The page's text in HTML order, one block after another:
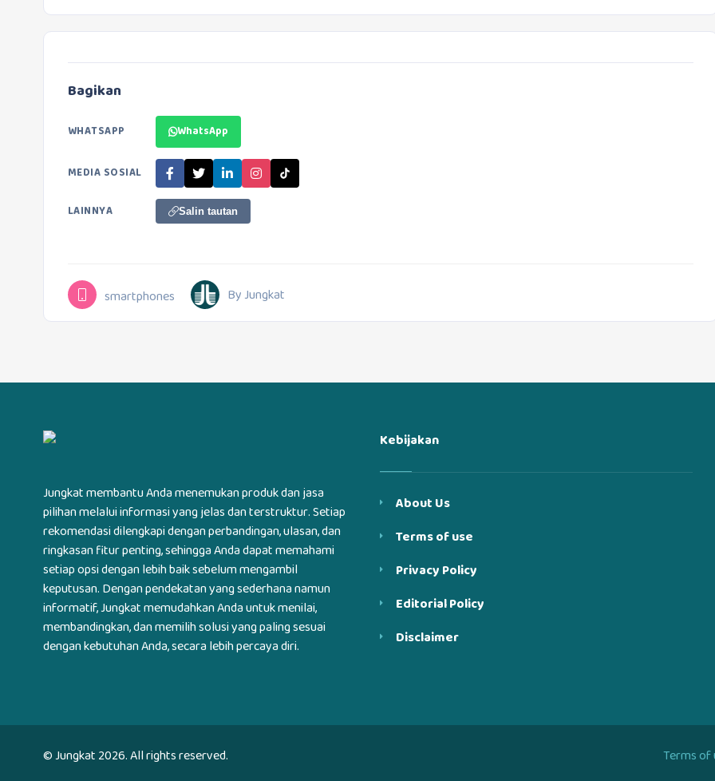
Bagikan
WHATSAPP WhatsApp
MEDIA SOSIAL
LAINNYA Salin tautan
smartphones By Jungkat
Jungkat membantu Anda menemukan produk dan jasa
pilihan melalui informasi yang jelas dan terstruktur. Setiap
rekomendasi dilengkapi dengan perbandingan, ulasan, dan
ringkasan fitur penting, sehingga Anda dapat memahami
setiap opsi dengan lebih baik sebelum mengambil
keputusan. Dengan pendekatan yang sederhana namun
informatif, Jungkat memudahkan Anda untuk menilai,
membandingkan, dan memilih solusi yang paling sesuai
dengan kebutuhan Anda, secara lebih percaya diri.
Kebijakan
About Us
Terms of use
Privacy Policy
Editorial Policy
Disclaimer
© Jungkat2026. All rights reserved. Terms of